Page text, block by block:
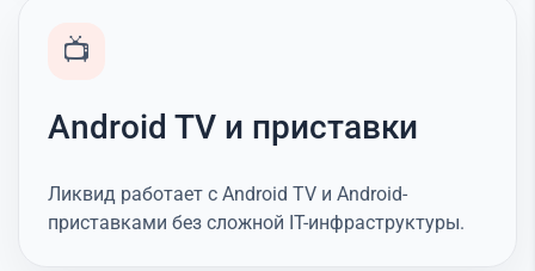
📺
Android TV и приставки
Ликвид работает с Android TV и Android-
приставками без сложной IT-инфраструктуры.